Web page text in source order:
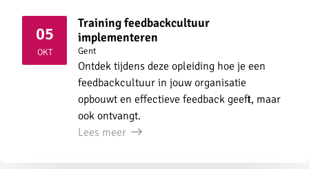
05
OKT2026
Training feedbackcultuur
implementeren
Gent
Ontdek tijdens deze opleiding hoe je een
feedbackcultuur in jouw organisatie
opbouwt en effectieve feedback geeft, maar
ook ontvangt.
Lees meer